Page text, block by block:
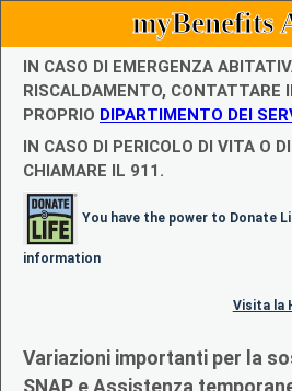
myBenefits
IN CASO DI EMERGENZA
RISCALDAMENTO, CONTATTARE
PROPRIO DIPARTIMENTO DEI
IN CASO DI PERICOLO DI VITA O
CHIAMARE IL 911.
You have the power to Donate
information
Visita la
Variazioni importanti per la
SNAP e Assistenza